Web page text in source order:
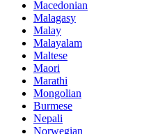
Macedonian
Malagasy
Malay
Malayalam
Maltese
Maori
Marathi
Mongolian
Burmese
Nepali
Norwegian